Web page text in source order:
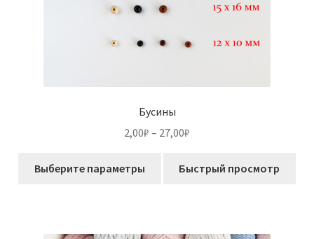
Бусины
2,00₽ – 27,00₽
2,00₽
Выберите параметры
вариаций.
Быстрый просмотр